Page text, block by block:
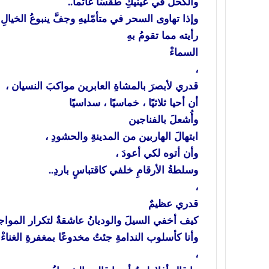
وإذا تهاوى السحر في متأمّليهِ وجفَّ ينبوعُ الخيالِ
رأيته مما تقومُ بهِ
السماءْ
،
قدري لأبصرَ بالمشاةِ العابرين مواكبَ النسيان ،
أن أحيا ثلاثيًا ، خماسيًا ، سداسيًا
وأُشعلَ بالفناجين
ابتهالَ الهاربين من المدينةِ والحشودِ ،
وأن أتوه لكي أعودَ ،
وسلطةُ الأرقامِ خلفي كاقتباسٍ باردِ..
،
قدري عظيمٌ
كيف أخفي السيلَ والوديانُ عاشقةٌ لتكرار
وأنا كأسلوب الندامةِ جئتُ مخدوعًا بمغفرةِ الغناءْ
،